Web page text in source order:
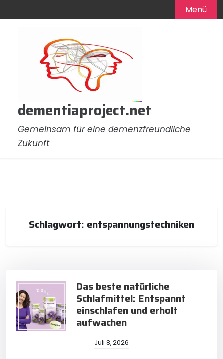
Menü
dementiaproject.net
Gemeinsam für eine demenzfreundliche
Zukunft
Schlagwort: entspannungstechniken
Das beste natürliche
Schlafmittel: Entspannt
einschlafen und erholt
aufwachen
Juli 8, 2026